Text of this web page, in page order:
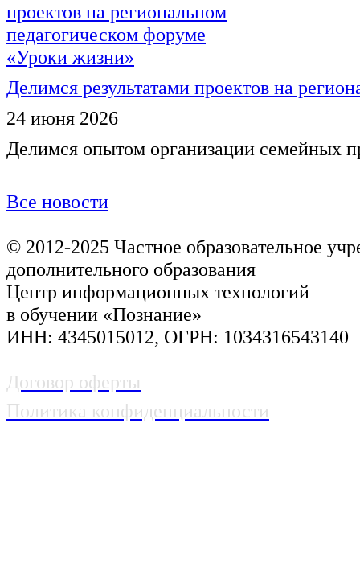
Делимся результатами проектов на
24 июня 2026
Делимся опытом организации семейных
Все новости
© 2012-2025 Частное образовательное
дополнительного образования
Центр информационных технологий
в обучении «Познание»
ИНН: 4345015012, ОГРН: 1034316543140
Договор оферты
Политика конфиденциальности